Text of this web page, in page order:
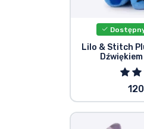
Lilo & Stitch
Typy produktów